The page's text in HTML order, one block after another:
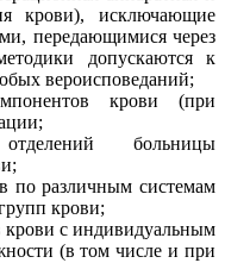
крови), исключающие
передающимися через
допускаются к
вероисповеданий;
крови (при
больницы
по различным системам
крови;
крови с индивидуальным
(в том числе и при